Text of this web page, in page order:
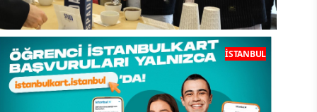
COFFEX İstanbul 21.200 Ziyaretçiyi
Ağırladı
İSTANBUL